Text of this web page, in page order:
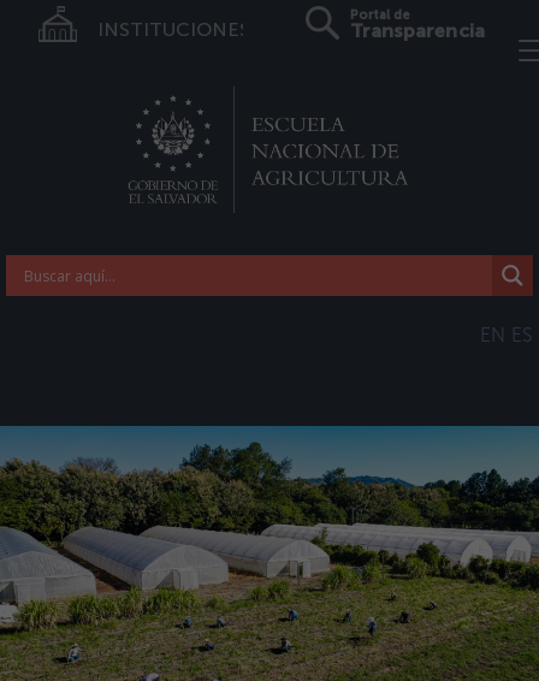
INSTITUCIONES
Portal de
Transparencia
EN ES